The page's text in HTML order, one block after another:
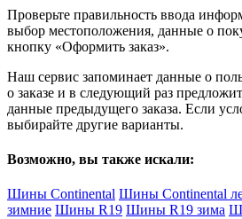
Проверьте правильность ввода
выбор местоположения, данные о
кнопку «Оформить заказ».
Наш сервис запоминает данные о
о заказе и в следующий раз
данные предыдущего заказа. Если
выбирайте другие варианты.
Возможно, вы также искали:
Шины Continental Шины Continental
зимние Шины R19 Шины R19 зима